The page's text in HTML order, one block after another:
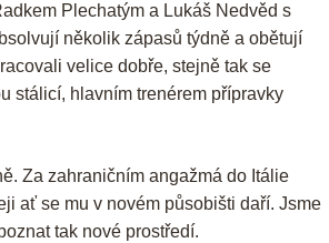
Plechatým a Lukáš Nedvěd s
několik zápasů týdně a obětují
velice dobře, stejně tak se
stálicí, hlavním trenérem přípravky
Za zahraničním angažmá do Itálie
ať se mu v novém působišti daří. Jsme
tak nové prostředí.